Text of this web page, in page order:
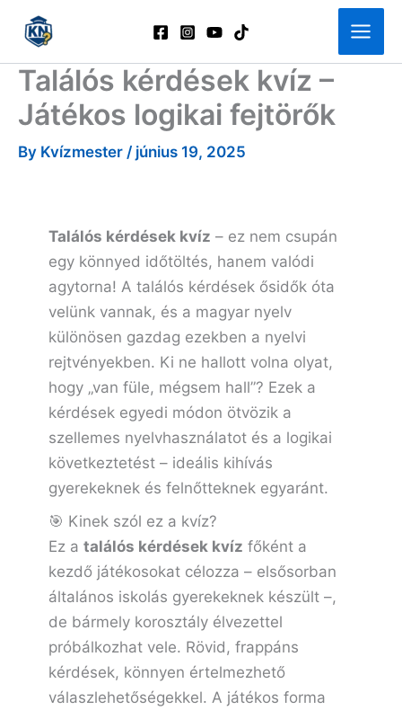
content
Találós kérdések kvíz –
Játékos logikai fejtörők
By Kvízmester / június 19, 2025
Találós kérdések kvíz – ez nem csupán
egy könnyed időtöltés, hanem valódi
agytorna! A találós kérdések ősidők óta
velünk vannak, és a magyar nyelv
különösen gazdag ezekben a nyelvi
rejtvényekben. Ki ne hallott volna olyat,
hogy „van füle, mégsem hall”? Ezek a
kérdések egyedi módon ötvözik a
szellemes nyelvhasználatot és a logikai
következtetést – ideális kihívás
gyerekeknek és felnőtteknek egyaránt.
🎯 Kinek szól ez a kvíz?
Ez a találós kérdések kvíz főként a
kezdő játékosokat célozza – elsősorban
általános iskolás gyerekeknek készült –,
de bármely korosztály élvezettel
próbálkozhat vele. Rövid, frappáns
kérdések, könnyen értelmezhető
válaszlehetőségekkel. A játékos forma